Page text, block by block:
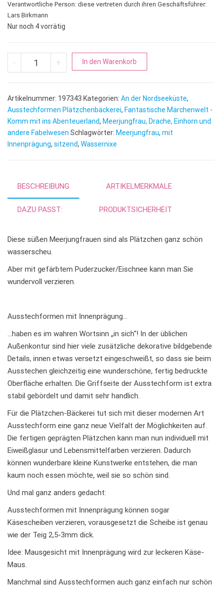
Verantwortliche Person: diese vertreten durch ihren Geschäftsführer:
Lars Birkmann
Nur noch 4 vorrätig
- Meerjungfrau | Wassernixe sitzend mit Innenprägung Menge
+ In den Warenkorb
e
r
n
a
e
Artikelnummer: 197343 Kategorien: An der Nordseeküste,
Ausstechformen Plätzchenbäckerei, Fantastische Märchenwelt -
Komm mit ins Abenteuerland, Meerjungfrau, Drache, Einhorn und
andere Fabelwesen Schlagwörter: Meerjungfrau, mit
Innenprägung, sitzend, Wassernixe
BESCHREIBUNG ARTIKELMERKMALE
DAZU PASST: PRODUKTSICHERHEIT
Diese süßen Meerjungfrauen sind als Plätzchen ganz schön
wasserscheu.
Aber mit gefärbtem Puderzucker/Eischnee kann man Sie
wundervoll verzieren.
Ausstechformen mit Innenprägung…
…haben es im wahren Wortsinn „in sich“! In der üblichen
Außenkontur sind hier viele zusätzliche dekorative bildgebende
Details, innen etwas versetzt eingeschweißt, so dass sie beim
Ausstechen gleichzeitig eine wunderschöne, fertig bedruckte
Oberfläche erhalten. Die Griffseite der Ausstechform ist extra
stabil gebördelt und damit sehr handlich.
Für die Plätzchen-Bäckerei tut sich mit dieser modernen Art
Ausstechform eine ganz neue Vielfalt der Möglichkeiten auf.
Die fertigen geprägten Plätzchen kann man nun individuell mit
Eiweißglasur und Lebensmittelfarben verzieren. Dadurch
können wunderbare kleine Kunstwerke entstehen, die man
kaum noch essen möchte, weil sie so schön sind.
Und mal ganz anders gedacht:
Ausstechformen mit Innenprägung können sogar
Käsescheiben verzieren, vorausgesetzt die Scheibe ist genau
wie der Teig 2,5-3mm dick.
Idee: Mausgesicht mit Innenprägung wird zur leckeren Käse-
Maus.
Manchmal sind Ausstechformen auch ganz einfach nur schön